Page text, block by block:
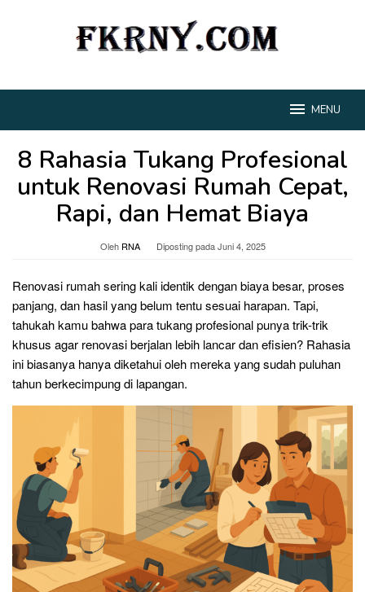
MENU
8 Rahasia Tukang Profesional
untuk Renovasi Rumah Cepat,
Rapi, dan Hemat Biaya
Oleh RNA Diposting padaJuni 4, 2025
Renovasi rumah sering kali identik dengan biaya besar, proses
panjang, dan hasil yang belum tentu sesuai harapan. Tapi,
tahukah kamu bahwa para tukang profesional punya trik-trik
khusus agar renovasi berjalan lebih lancar dan efisien? Rahasia
ini biasanya hanya diketahui oleh mereka yang sudah puluhan
tahun berkecimpung di lapangan.